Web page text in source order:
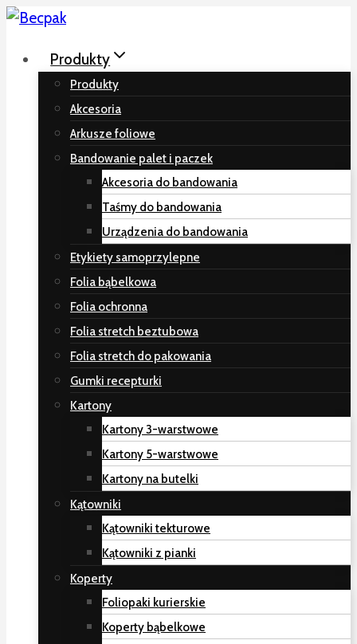
Skip
contentProdukty
Produkty
Akcesoria
Arkusze foliowe
Bandowanie palet i paczek
Akcesoria do bandowania
Taśmy do bandowania
Urządzenia do bandowania
Etykiety samoprzylepne
Folia bąbelkowa
Folia ochronna
Folia stretch beztubowa
Folia stretch do pakowania
Gumki recepturki
Kartony
Kartony 3-warstwowe
Kartony 5-warstwowe
Kartony na butelki
Kątowniki
Kątowniki tekturowe
Kątowniki z pianki
Koperty
Foliopaki kurierskie
Koperty bąbelkowe